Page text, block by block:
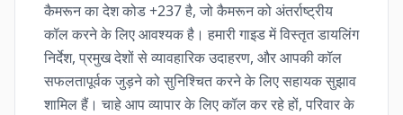
कैमरून का देश कोड +237 है, जो कैमरून को अंतर्राष्ट्रीय
कॉल करने के लिए आवश्यक है। हमारी गाइड में विस्तृत डायलिंग
निर्देश, प्रमुख देशों से व्यावहारिक उदाहरण, और आपकी कॉल
सफलतापूर्वक जुड़ने को सुनिश्चित करने के लिए सहायक सुझाव
शामिल हैं। चाहे आप व्यापार के लिए कॉल कर रहे हों, परिवार के